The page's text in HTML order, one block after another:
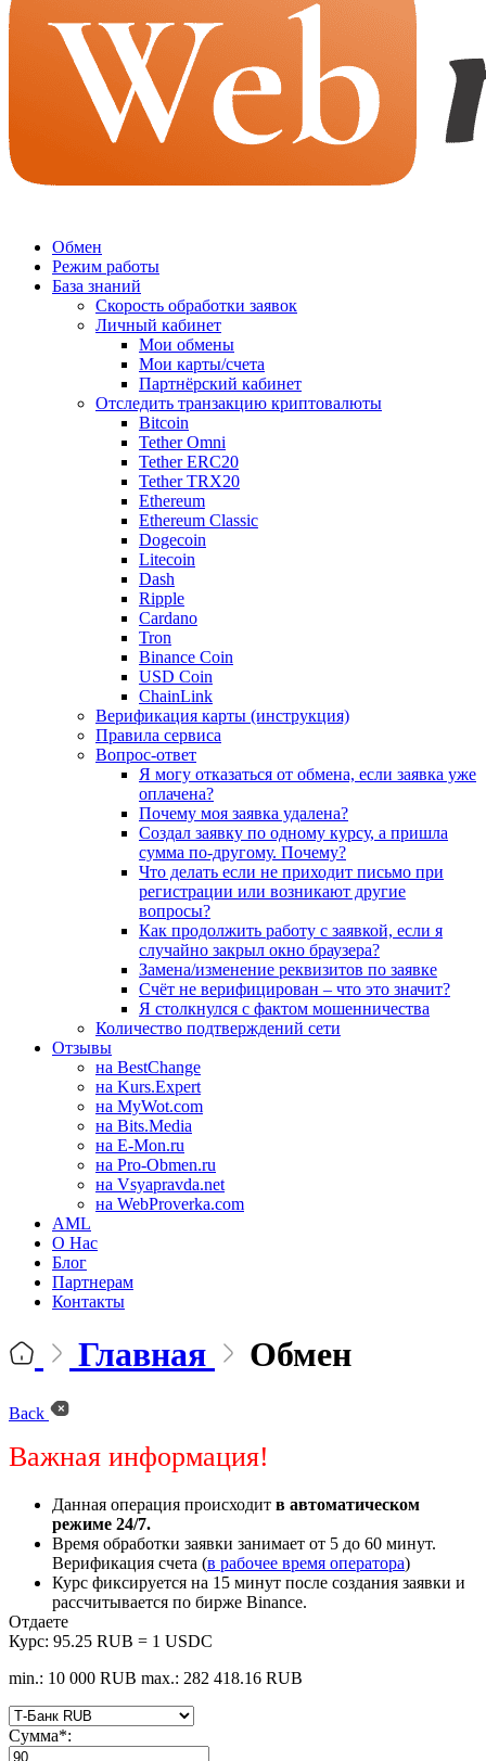
Обмен
Режим работы
База знаний
Скорость обработки заявок
Личный кабинет
Мои обмены
Мои карты/счета
Партнёрский кабинет
Отследить транзакцию криптовалюты
Bitcoin
Tether Omni
Tether ERC20
Tether TRX20
Ethereum
Ethereum Classic
Dogecoin
Litecoin
Dash
Ripple
Cardano
Tron
Binance Coin
USD Coin
ChainLink
Верификация карты (инструкция)
Правила сервиса
Вопрос-ответ
Я могу отказаться от обмена, если заявка уже
оплачена?
Почему моя заявка удалена?
Создал заявку по одному курсу, а пришла
сумма по-другому. Почему?
Что делать если не приходит письмо при
регистрации или возникают другие
вопросы?
Как продолжить работу с заявкой, если я
случайно закрыл окно браузера?
Замена/изменение реквизитов по заявке
Счёт не верифицирован – что это значит?
Я столкнулся с фактом мошенничества
Количество подтверждений сети
Отзывы
на BestChange
на Kurs.Expert
на MyWot.com
на Bits.Media
на E-Mon.ru
на Pro-Obmen.ru
на Vsyapravda.net
на WebProverka.com
AML
О Нас
Блог
Партнерам
Контакты
Главная Обмен
Back
Важная информация!
Данная операция происходит в автоматическом
режиме 24/7.
Время обработки заявки занимает от 5 до 60 минут.
Верификация счета (в рабочее время оператора)
Курc фиксируется на 15 минут после создания заявки и
рассчитывается по бирже Binance.
Отдаете
Курс: 95.25 RUB = 1 USDC
min.: 10 000 RUB max.: 282 418.16 RUB
Сумма*: